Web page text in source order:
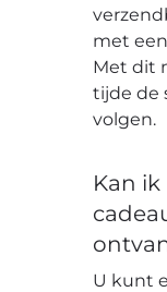
met
Met dit
tijde de
volgen.
Kan
U kunt